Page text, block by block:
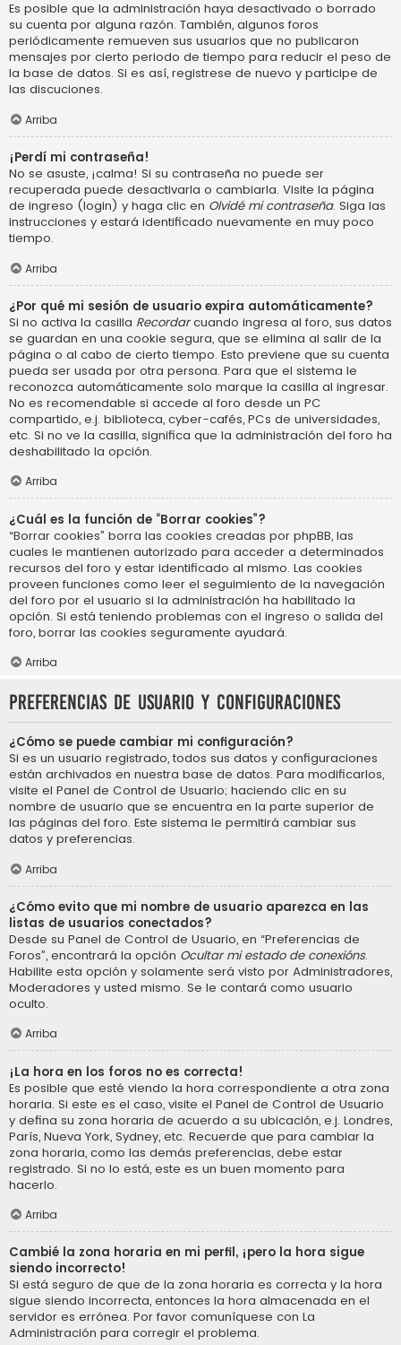
Es posible que la administración haya desactivado o borrado
su cuenta por alguna razón. También, algunos foros
periódicamente remueven sus usuarios que no publicaron
mensajes por cierto periodo de tiempo para reducir el peso de
la base de datos. Si es así, registrese de nuevo y participe de
las discuciones.
Arriba
¡Perdí mi contraseña!
No se asuste, ¡calma! Si su contraseña no puede ser
recuperada puede desactivarla o cambiarla. Visite la página
de ingreso (login) y haga clic en Olvidé mi contraseña. Siga las
instrucciones y estará identificado nuevamente en muy poco
tiempo.
Arriba
¿Por qué mi sesión de usuario expira automáticamente?
Si no activa la casilla Recordarcuando ingresa al foro, sus datos
se guardan en una cookie segura, que se elimina al salir de la
página o al cabo de cierto tiempo. Esto previene que su cuenta
pueda ser usada por otra persona. Para que el sistema le
reconozca automáticamente solo marque la casilla al ingresar.
No es recomendable si accede al foro desde un PC
compartido, e.j. biblioteca, cyber-cafés, PCs de universidades,
etc. Si no ve la casilla, significa que la administración del foro ha
deshabilitado la opción.
Arriba
¿Cuál es la función de “Borrar cookies”?
“Borrar cookies” borra las cookies creadas por phpBB, las
cuales le mantienen autorizado para acceder a determinados
recursos del foro y estar identificado al mismo. Las cookies
proveen funciones como leer el seguimiento de la navegación
del foro por el usuario si la administración ha habilitado la
opción. Si está teniendo problemas con el ingreso o salida del
foro, borrar las cookies seguramente ayudará.
Arriba
Preferencias de usuario y configuraciones
¿Cómo se puede cambiar mi configuración?
Si es un usuario registrado, todos sus datos y configuraciones
están archivados en nuestra base de datos. Para modificarlos,
visite el Panel de Control de Usuario; haciendo clic en su
nombre de usuario que se encuentra en la parte superior de
las páginas del foro. Este sistema le permitirá cambiar sus
datos y preferencias.
Arriba
¿Cómo evito que mi nombre de usuario aparezca en las
listas de usuarios conectados?
Desde su Panel de Control de Usuario, en “Preferencias de
Foros”, encontrará la opción Ocultar mi estado de conexións.
Habilite esta opción y solamente será visto por Administradores,
Moderadores y usted mismo. Se le contará como usuario
oculto.
Arriba
¡La hora en los foros no es correcta!
Es posible que esté viendo la hora correspondiente a otra zona
horaria. Si este es el caso, visite el Panel de Control de Usuario
y defina su zona horaria de acuerdo a su ubicación, e.j. Londres,
París, Nueva York, Sydney, etc. Recuerde que para cambiar la
zona horaria, como las demás preferencias, debe estar
registrado. Si no lo está, este es un buen momento para
hacerlo.
Arriba
Cambié la zona horaria en mi perfil, ¡pero la hora sigue
siendo incorrecto!
Si está seguro de que de la zona horaria es correcta y la hora
sigue siendo incorrecta, entonces la hora almacenada en el
servidor es errónea. Por favor comuníquese con La
Administración para corregir el problema.